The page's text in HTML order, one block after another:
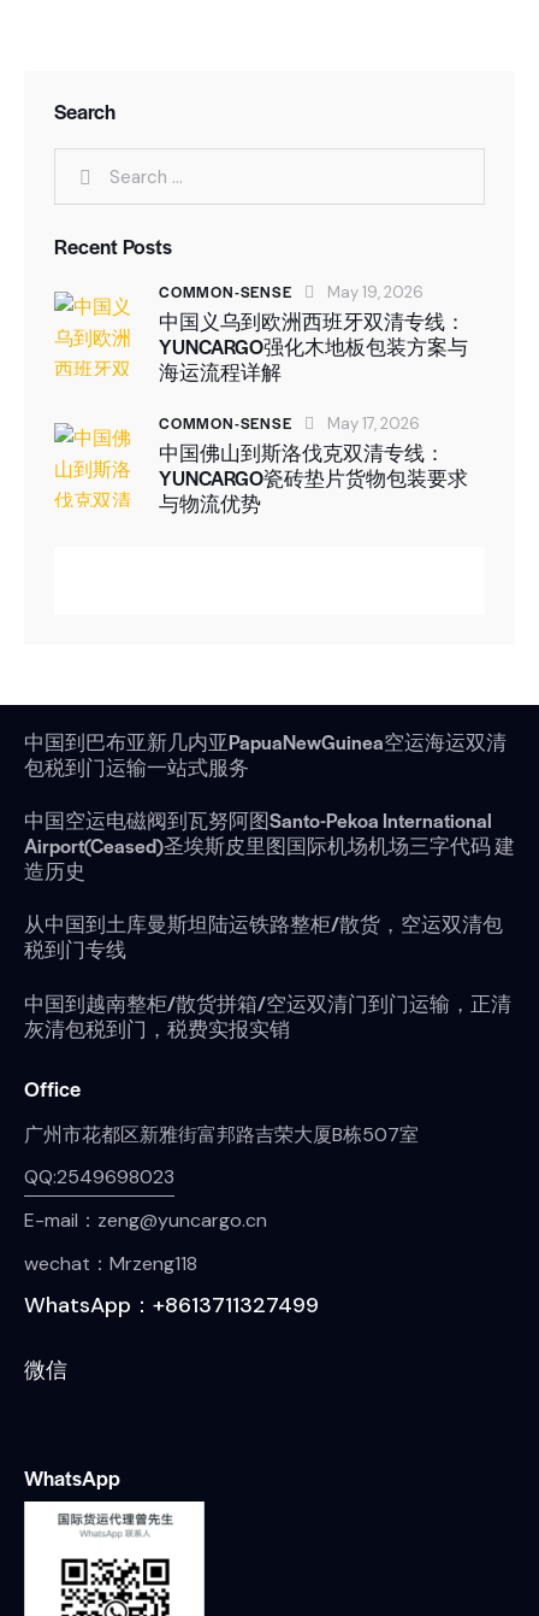
Search
Recent Posts
COMMON-SENSE May 19, 2026
中国义乌到欧洲西班牙双清专线：
YUNCARGO强化木地板包装方案与
海运流程详解
COMMON-SENSE May 17, 2026
中国佛山到斯洛伐克双清专线：
YUNCARGO瓷砖垫片货物包装要求
与物流优势
中国到巴布亚新几内亚PapuaNewGuinea空运海运双清
包税到门运输一站式服务
中国空运电磁阀到瓦努阿图Santo-Pekoa International
Airport(Ceased)圣埃斯皮里图国际机场机场三字代码 建
造历史
从中国到土库曼斯坦陆运铁路整柜/散货，空运双清包
税到门专线
中国到越南整柜/散货拼箱/空运双清门到门运输，正清
灰清包税到门，税费实报实销
Office
广州市花都区新雅街富邦路吉荣大厦B栋507室
QQ:2549698023
E-mail：zeng@yuncargo.cn
wechat：Mrzeng118
WhatsApp：+8613711327499
微信
WhatsApp